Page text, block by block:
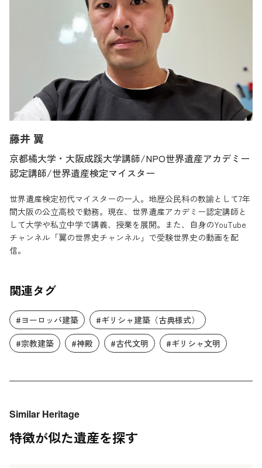
藤井 翼
京都橘大学・大阪成蹊大学講師/NPO世界遺産アカデミー
認定講師/世界遺産検定マイスター
世界遺産検定初代マイスターの一人。地歴公民科の教諭として7年
間大阪の公立高校で勤務。現在、世界遺産アカデミー認定講師と
して大学や私立中学で講義、授業を展開。また、自身のYouTube
チャンネル「翼の世界史チャンネル」で受験世界史の動画を配
信。
関連タグ
#ヨーロッパ建築
#ギリシャ建築（古典様式）
#宗教建築
#神殿 #古代文明 #ギリシャ文明
Similar Heritage
特徴が似た遺産を探す